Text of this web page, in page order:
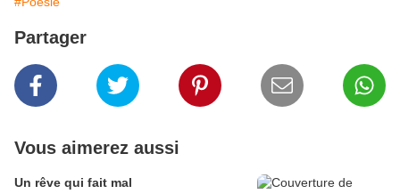
Partager
Vous aimerez aussi
Un rêve qui fait mal